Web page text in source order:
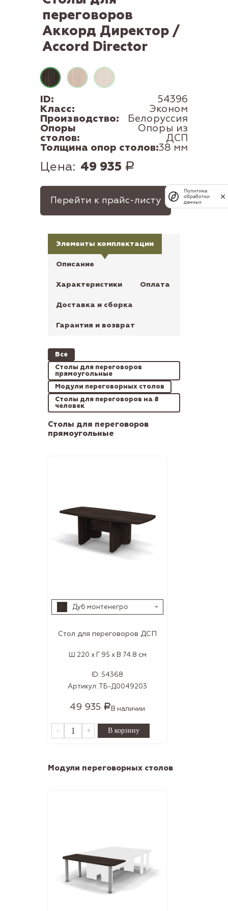
переговоров
Аккорд Директор /
Accord Director
ID: 54396
Класс: Эконом
Производство: Белоруссия
Опоры
столов:
Опоры из
ДСП
Толщина опор столов:38 мм
Цена: 49 935 Р
Перейти к прайс-листу
Элементы комплектации
Описание
Характеристики Оплата
Доставка и сборка
Гарантия и возврат
Все
Столы для переговоров
прямоугольные
Модули переговорных столов
Столы для переговоров на 8
человек
Столы для переговоров
прямоугольные
Дуб монтенегро
Стол для переговоров ДСП
Ш 220 x Г 95 x В 74.8 см
ID: 54368
Артикул: ТБ-Д0049203
49 935 Р В наличии
- +
Модули переговорных столов
Политика
обработки
данных